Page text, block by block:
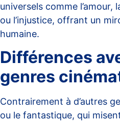
universels comme
ou l’injustice, offrant un
humaine.
Différences
genres
Contrairement à d’autres
ou le fantastique, qui